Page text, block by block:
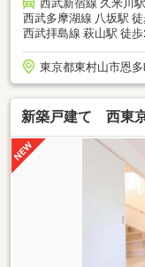
西武新宿線 久米川
西武多摩湖線 八坂駅
西武拝島線 萩山駅 徒歩
東京都東村山市恩多
新築戸建て 西東